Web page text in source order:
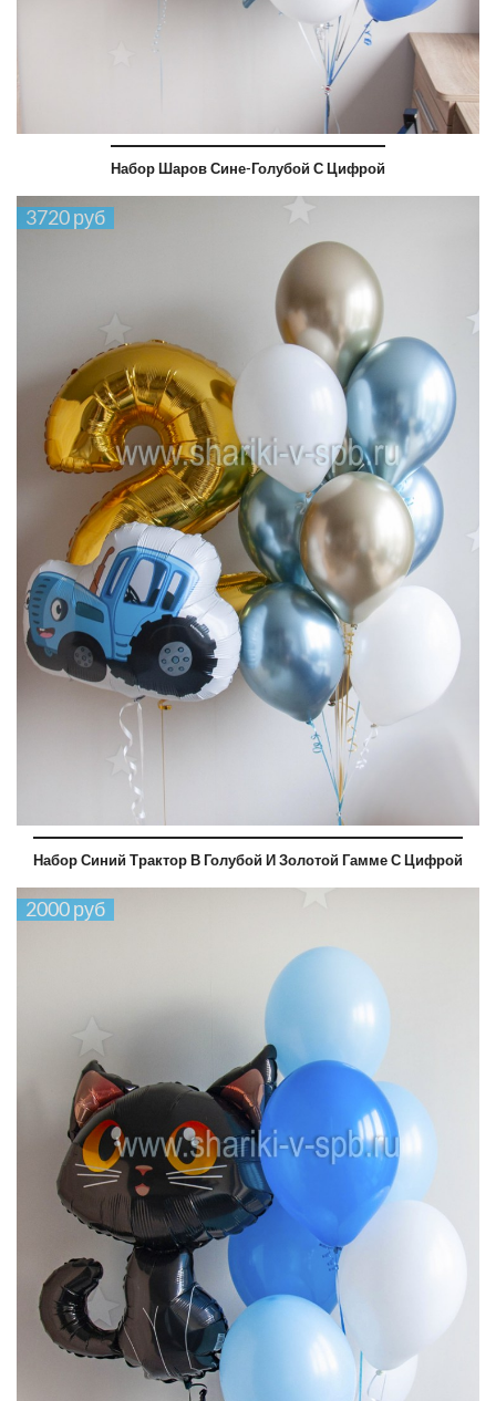
Набор Шаров Сине-Голубой С Цифрой
3720 руб
Набор Синий Трактор В Голубой И Золотой Гамме С Цифрой
2000 руб